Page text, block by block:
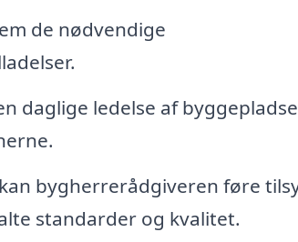
de nødvendige
daglige ledelse af
bygherrerådgiveren føre
standarder og kvalitet.